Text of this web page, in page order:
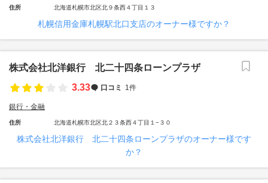
住所 北海道札幌市北区北９条西４丁目１３
札幌信用金庫札幌駅北口支店のオーナー様ですか？
株式会社北洋銀行 北二十四条ローンプラザ
3.33
口コミ 1件
銀行・金融
住所 北海道札幌市北区北２３条西４丁目１−３０
株式会社北洋銀行 北二十四条ローンプラザのオーナー様です
か？